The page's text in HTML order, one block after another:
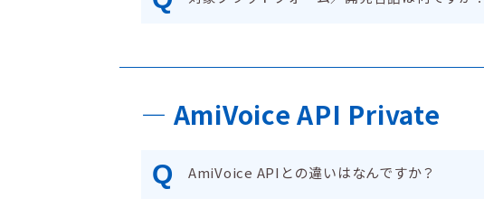
― AmiVoice API Private
Q AmiVoice APIとの違いはなんですか？